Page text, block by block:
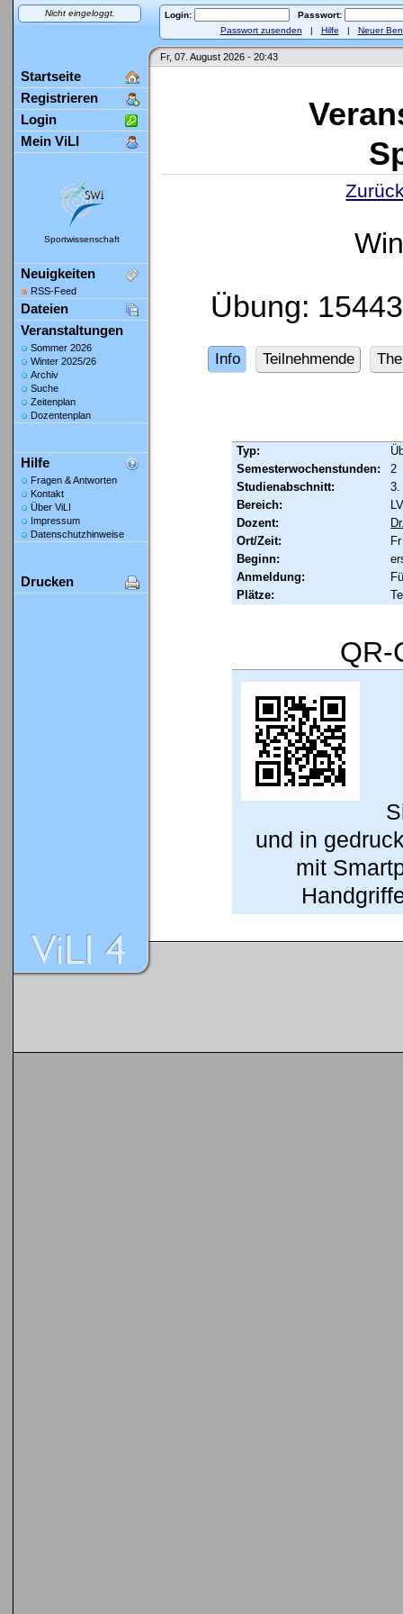
Nicht eingeloggt. Login:
Passwort:
Passwort zusenden | Hilfe | Neuer
Fr, 07. August 2026 - 20:43
Startseite
Registrieren
Login
Mein ViLI
Sportwissenschaft
Neuigkeiten
RSS-Feed
Dateien
Veranstaltungen
Sommer 2026
Winter 2025/26
Archiv
Suche
Zeitenplan
Dozentenplan
Hilfe
Fragen & Antworten
Kontakt
Über ViLI
Impressum
Datenschutzhinweise
Drucken
Übung:
Info Teilnehmende
Typ:
Semesterwochenstunden:
2
Studienabschnitt:
3.
Bereich:
Dozent:
Ort/Zeit:
Beginn:
Anmeldung:
Plätze:
QR-
und in
mit